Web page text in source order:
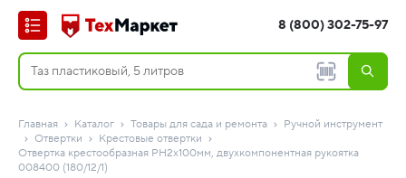
8 (800) 302-75-97
Главная Каталог Товары для сада и ремонта
Ручной инструмент
Отвертки
Крестовые отвертки
Отвертка крестообразная PH2х100мм, двухкомпонентная рукоятка
008400 (180/12/1)